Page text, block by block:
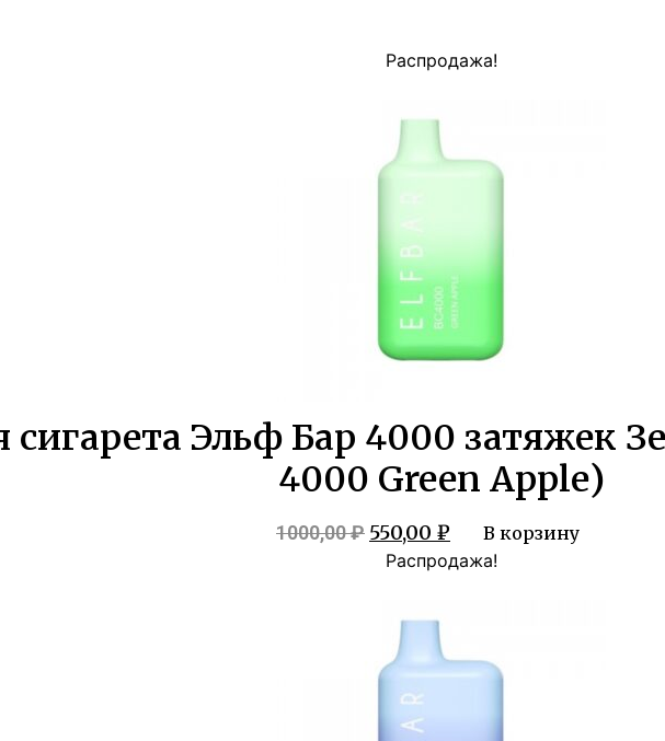
Распродажа!
сигарета Эльф Бар 4000 затяжек
4000 Green Apple)
1000,00₽ Первоначальная
цена
1000,00 ₽.
550,00 ₽ Текущая
цена:
В корзину
Распродажа!